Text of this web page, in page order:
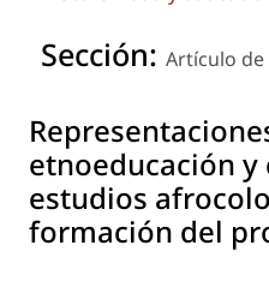
Sección: Artículo
etnoeducación y
estudios
formación del